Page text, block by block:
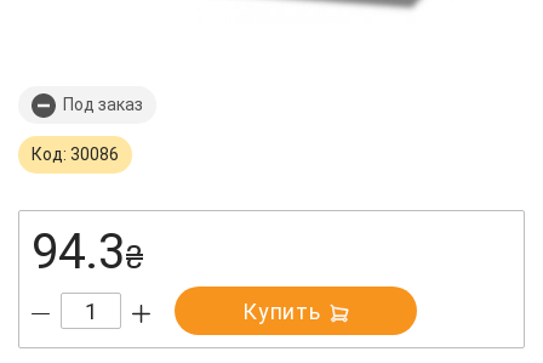
Под заказ
Код: 30086
94.3₴
Купить